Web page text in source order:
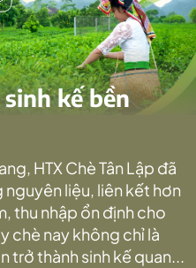
kế bền
HTX Chè Tân Lập đã
liệu, liên kết hơn
thu nhập ổn định cho
chè nay không chỉ là
trở thành sinh kế quan...